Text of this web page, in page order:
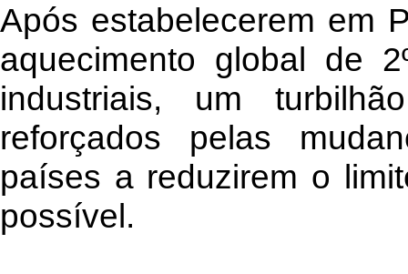
Após estabelecerem em
aquecimento global de
industriais, um
reforçados pelas
países a reduzirem o
possível.